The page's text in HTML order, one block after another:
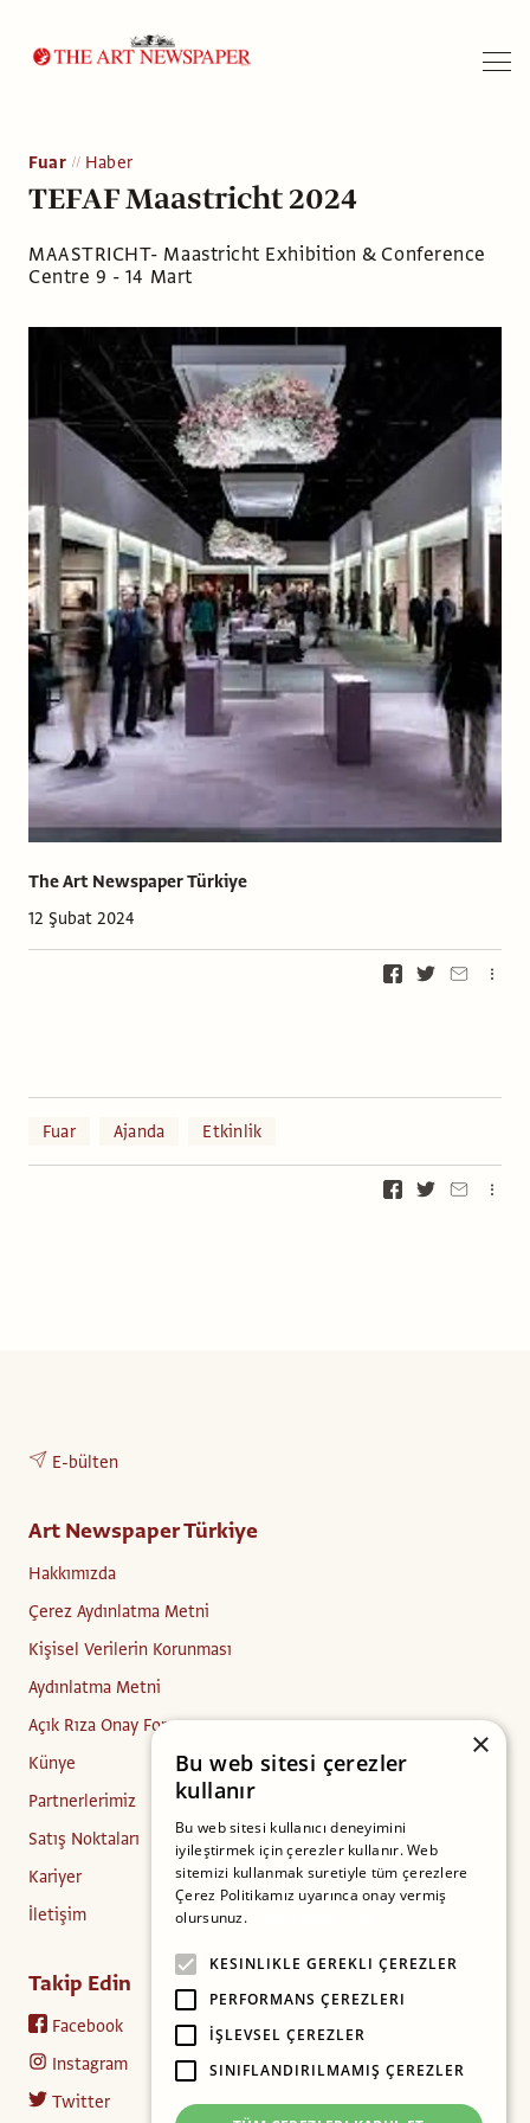
Fuar Haber
TEFAF Maastricht 2024
MAASTRICHT- Maastricht Exhibition & Conference
Centre 9 - 14 Mart
The Art Newspaper Türkiye
12 Şubat 2024
Fuar Ajanda Etkinlik
E-bülten
Art Newspaper Türkiye
Hakkımızda
Çerez Aydınlatma Metni
Kişisel Verilerin Korunması
Aydınlatma Metni
Açık Rıza Onay Formu
Künye
Partnerlerimiz
Satış Noktaları
Kariyer
İletişim
Takip Edin
Facebook
Instagram
Twitter
×
Bu web sitesi çerezler
kullanır
Bu web sitesi kullanıcı deneyimini
iyileştirmek için çerezler kullanır. Web
sitemizi kullanmak suretiyle tüm çerezlere
Çerez Politikamız uyarınca onay vermiş
olursunuz.
KESINLIKLE GEREKLI ÇEREZLER
PERFORMANS ÇEREZLERI
İŞLEVSEL ÇEREZLER
SINIFLANDIRILMAMIŞ ÇEREZLER